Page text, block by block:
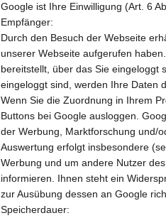
Google ist Ihre Einwilligung (Art. 6
Empfänger:
Durch den Besuch der Webseite
unserer Webseite aufgerufen
bereitstellt, über das Sie eingeloggt
eingeloggt sind, werden Ihre Daten
Wenn Sie die Zuordnung in Ihrem
Buttons bei Google ausloggen.
der Werbung, Marktforschung und/
Auswertung erfolgt insbesondere
Werbung und um andere Nutzer
informieren. Ihnen steht ein
zur Ausübung dessen an Google
Speicherdauer: